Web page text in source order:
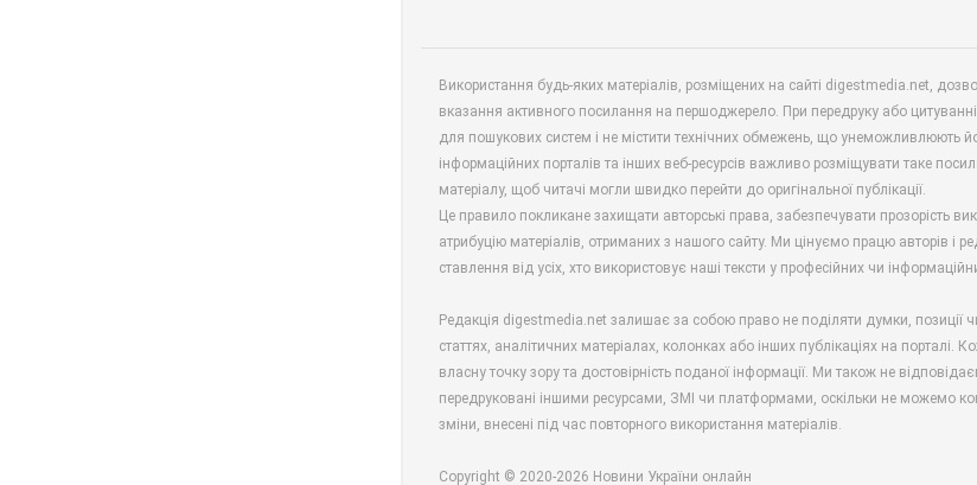
Використання будь-яких матеріалів, розміщених на сайті digestmedia.net,
вказання активного посилання на першоджерело. При передруку або
для пошукових систем і не містити технічних обмежень, що унеможливлюють
інформаційних порталів та інших веб-ресурсів важливо розміщувати таке
матеріалу, щоб читачі могли швидко перейти до оригінальної публікації.
Це правило покликане захищати авторські права, забезпечувати прозорість
атрибуцію матеріалів, отриманих з нашого сайту. Ми цінуємо працю авторів і
ставлення від усіх, хто використовує наші тексти у професійних чи
Редакція digestmedia.net залишає за собою право не поділяти думки, позиції
статтях, аналітичних матеріалах, колонках або інших публікаціях на порталі.
власну точку зору та достовірність поданої інформації. Ми також не
передруковані іншими ресурсами, ЗМІ чи платформами, оскільки не можемо
зміни, внесені під час повторного використання матеріалів.
Copyright © 2020-2026 Новини України онлайн